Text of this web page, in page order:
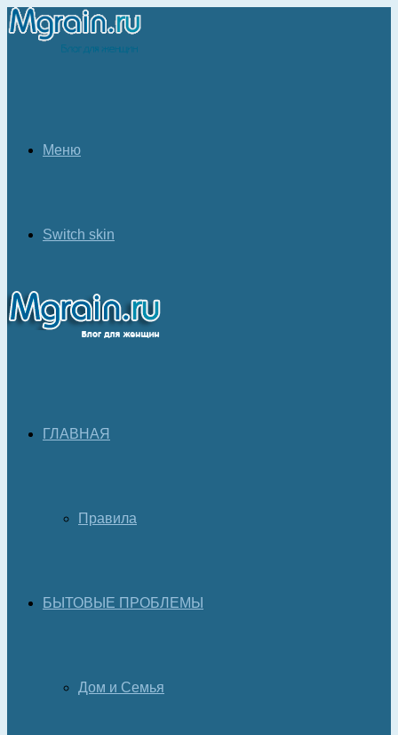
Меню
Switch skin
ГЛАВНАЯ
Правила
БЫТОВЫЕ ПРОБЛЕМЫ
Дом и Семья